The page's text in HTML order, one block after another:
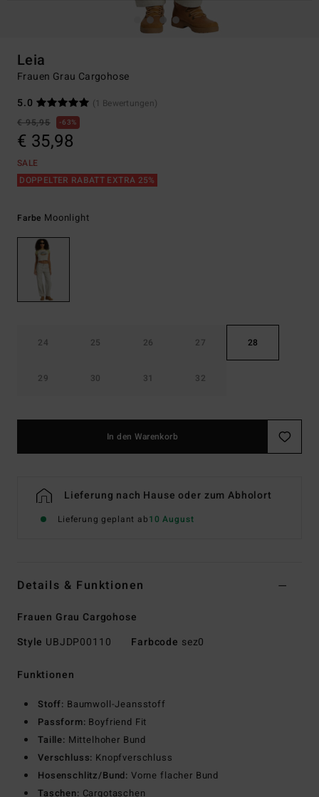
Leia
Frauen Grau Cargohose
5.0
(1 Bewertungen)
€ 95,95
63%
€ 35,98
SALE
DOPPELTER RABATT EXTRA 25%
Farbe Moonlight
24 25 26 27 28
29 30 31 32
In den Warenkorb
Lieferung nach Hause oder zum Abholort
Lieferung geplant ab10 August
Details & Funktionen
Frauen Grau Cargohose
Style UBJDP00110 Farbcode sez0
Funktionen
Stoff: Baumwoll-Jeansstoff
Passform: Boyfriend Fit
Taille: Mittelhoher Bund
Verschluss: Knopfverschluss
Hosenschlitz/Bund: Vorne flacher Bund
Taschen: Cargotaschen